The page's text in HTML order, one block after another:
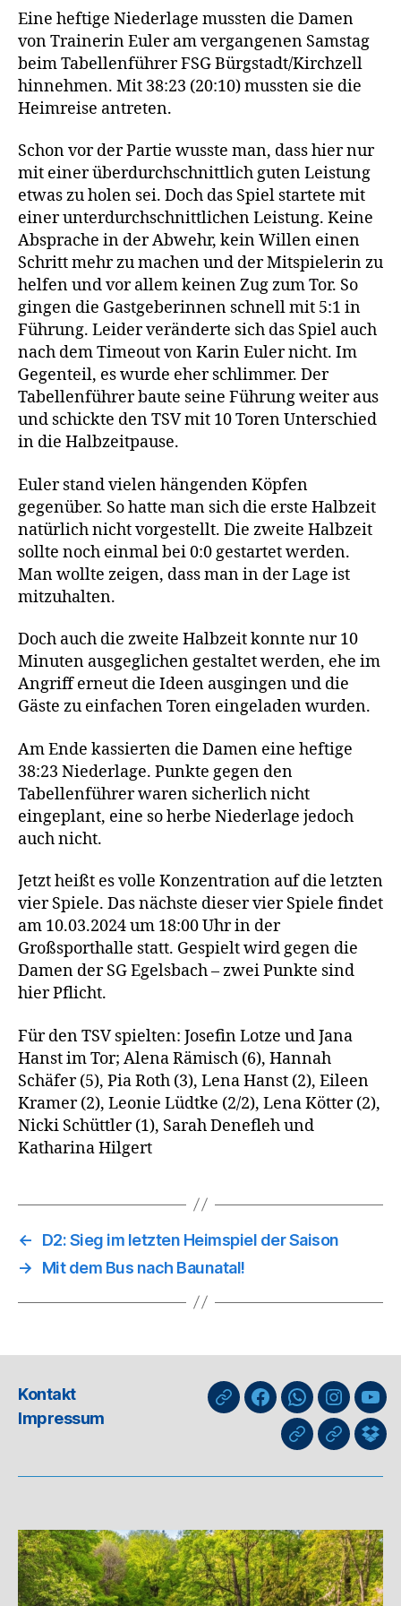
Eine heftige Niederlage mussten die Damen
von Trainerin Euler am vergangenen Samstag
beim Tabellenführer FSG Bürgstadt/Kirchzell
hinnehmen. Mit 38:23 (20:10) mussten sie die
Heimreise antreten.
Schon vor der Partie wusste man, dass hier nur
mit einer überdurchschnittlich guten Leistung
etwas zu holen sei. Doch das Spiel startete mit
einer unterdurchschnittlichen Leistung. Keine
Absprache in der Abwehr, kein Willen einen
Schritt mehr zu machen und der Mitspielerin zu
helfen und vor allem keinen Zug zum Tor. So
gingen die Gastgeberinnen schnell mit 5:1 in
Führung. Leider veränderte sich das Spiel auch
nach dem Timeout von Karin Euler nicht. Im
Gegenteil, es wurde eher schlimmer. Der
Tabellenführer baute seine Führung weiter aus
und schickte den TSV mit 10 Toren Unterschied
in die Halbzeitpause.
Euler stand vielen hängenden Köpfen
gegenüber. So hatte man sich die erste Halbzeit
natürlich nicht vorgestellt. Die zweite Halbzeit
sollte noch einmal bei 0:0 gestartet werden.
Man wollte zeigen, dass man in der Lage ist
mitzuhalten.
Doch auch die zweite Halbzeit konnte nur 10
Minuten ausgeglichen gestaltet werden, ehe im
Angriff erneut die Ideen ausgingen und die
Gäste zu einfachen Toren eingeladen wurden.
Am Ende kassierten die Damen eine heftige
38:23 Niederlage. Punkte gegen den
Tabellenführer waren sicherlich nicht
eingeplant, eine so herbe Niederlage jedoch
auch nicht.
Jetzt heißt es volle Konzentration auf die letzten
vier Spiele. Das nächste dieser vier Spiele findet
am 10.03.2024 um 18:00 Uhr in der
Großsporthalle statt. Gespielt wird gegen die
Damen der SG Egelsbach – zwei Punkte sind
hier Pflicht.
Für den TSV spielten: Josefin Lotze und Jana
Hanst im Tor; Alena Rämisch (6), Hannah
Schäfer (5), Pia Roth (3), Lena Hanst (2), Eileen
Kramer (2), Leonie Lüdtke (2/2), Lena Kötter (2),
Nicki Schüttler (1), Sarah Denefleh und
Katharina Hilgert
←
D2: Sieg im letzten Heimspiel der Saison
→
Mit dem Bus nach Baunatal!
Kontakt
Impressum
nuLigaFacebookWhatsApp-
Kanal
GIPHYThreads